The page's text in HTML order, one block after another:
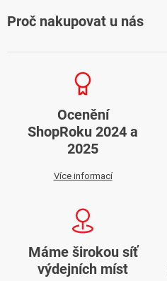
Proč nakupovat u nás
Ocenění
ShopRoku 2024 a
2025
Více informací
Máme širokou síť
výdejních míst